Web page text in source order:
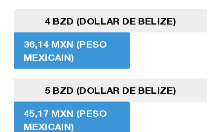
4 BZD (DOLLAR DE BELIZE)
36,14 MXN (PESO
MEXICAIN)
5 BZD (DOLLAR DE BELIZE)
45,17 MXN (PESO
MEXICAIN)